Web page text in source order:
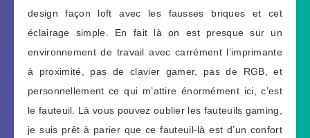
design façon loft avec les fausses briques et cet
éclairage simple. En fait là on est presque sur un
environnement de travail avec carrément l’imprimante
à proximité, pas de clavier gamer, pas de RGB, et
personnellement ce qui m’attire énormément ici, c’est
le fauteuil. Là vous pouvez oublier les fauteuils gaming,
je suis prêt à parier que ce fauteuil-là est d’un confort